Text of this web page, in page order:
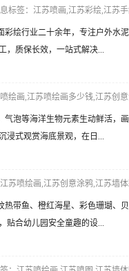
标签：江苏喷画,江苏彩绘,江苏
绘行业二十余年，专注户外水
，质保长效，一站式解决...
绘画,江苏喷绘画多少钱,江苏创
泡等海洋生物元素生动鲜活，
浸式观赏海底景观，在日...
苏喷绘画,江苏创意涂鸦,江苏墙
带鱼、橙红海星、彩色珊瑚、
贴合幼儿园安全童趣的设...